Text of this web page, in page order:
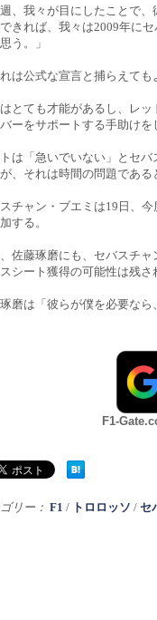
週、我々が目にしたことで
きれば、我々は2009年に
う。」
れは公式な宣言と捕らえても
はとても才能があるし、レ
ーをサポートする手助けを
トは「急いでいない」とセ
、それは時間の問題である
チャン・ブエミは19日、
する。
佐藤琢磨にも、セバスチ
シート獲得の可能性は残さ
磨は「彼らが僕を必要なら
F1-
リー： F1 / トロロッソ / セ